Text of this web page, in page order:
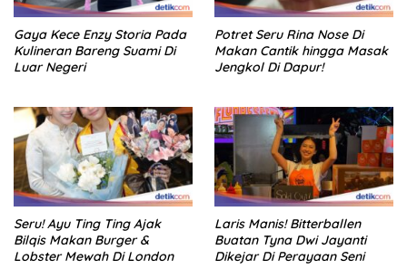
Gaya Kece Enzy Storia Pada
Kulineran Bareng Suami Di
Luar Negeri
Potret Seru Rina Nose Di
Makan Cantik hingga Masak
Jengkol Di Dapur!
Seru! Ayu Ting Ting Ajak
Bilqis Makan Burger &
Lobster Mewah Di London
Laris Manis! Bitterballen
Buatan Tyna Dwi Jayanti
Dikejar Di Perayaan Seni